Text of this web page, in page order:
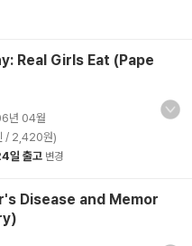
Real Girls Eat (Pape
년 04월
/ 2,420원)
일 출고 변경
Disease and Memor